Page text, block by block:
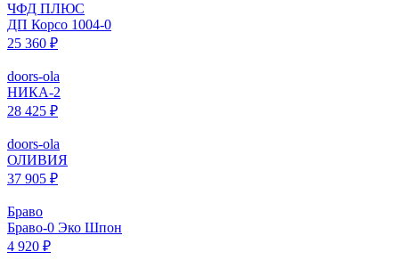
ЧФД ПЛЮС
ДП Корсо 1004-0
25 360 ₽
doors-ola
НИКА-2
28 425 ₽
doors-ola
ОЛИВИЯ
37 905 ₽
Браво
Браво-0 Эко Шпон
4 920 ₽